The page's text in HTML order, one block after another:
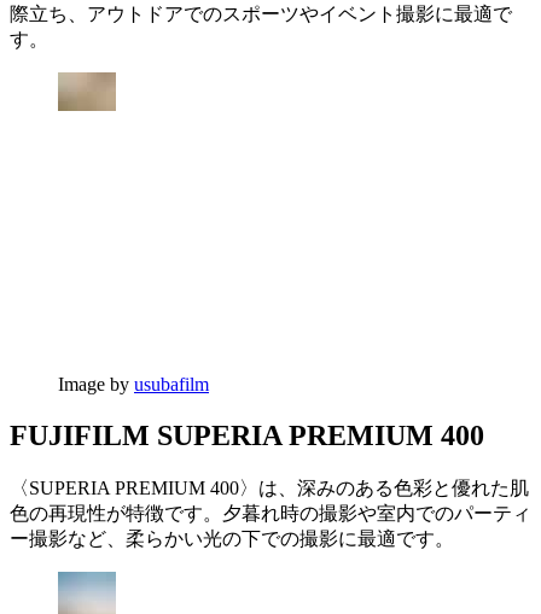
際立ち、アウトドアでのスポーツやイベント撮影に最適で
す。
Image by usubafilm
FUJIFILM SUPERIA PREMIUM 400
〈SUPERIA PREMIUM 400〉は、深みのある色彩と優れた肌
色の再現性が特徴です。夕暮れ時の撮影や室内でのパーティ
ー撮影など、柔らかい光の下での撮影に最適です。